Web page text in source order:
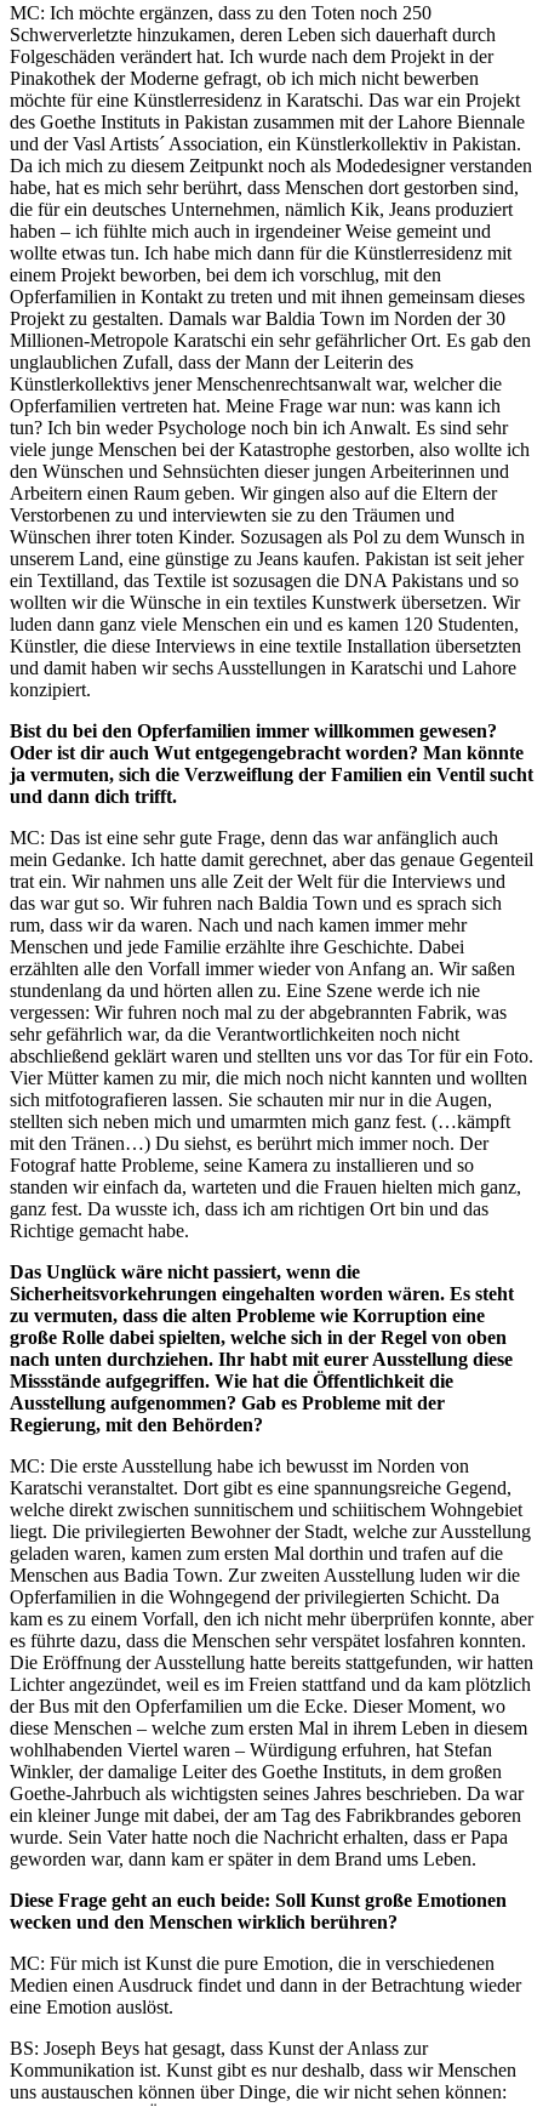
MC: Ich möchte ergänzen, dass zu den Toten noch 250
Schwerverletzte hinzukamen, deren Leben sich dauerhaft durch
Folgeschäden verändert hat. Ich wurde nach dem Projekt in der
Pinakothek der Moderne gefragt, ob ich mich nicht bewerben
möchte für eine Künstlerresidenz in Karatschi. Das war ein Projekt
des Goethe Instituts in Pakistan zusammen mit der Lahore Biennale
und der Vasl Artists´ Association, ein Künstlerkollektiv in Pakistan.
Da ich mich zu diesem Zeitpunkt noch als Modedesigner verstanden
habe, hat es mich sehr berührt, dass Menschen dort gestorben sind,
die für ein deutsches Unternehmen, nämlich Kik, Jeans produziert
haben – ich fühlte mich auch in irgendeiner Weise gemeint und
wollte etwas tun. Ich habe mich dann für die Künstlerresidenz mit
einem Projekt beworben, bei dem ich vorschlug, mit den
Opferfamilien in Kontakt zu treten und mit ihnen gemeinsam dieses
Projekt zu gestalten. Damals war Baldia Town im Norden der 30
Millionen-Metropole Karatschi ein sehr gefährlicher Ort. Es gab den
unglaublichen Zufall, dass der Mann der Leiterin des
Künstlerkollektivs jener Menschenrechtsanwalt war, welcher die
Opferfamilien vertreten hat. Meine Frage war nun: was kann ich
tun? Ich bin weder Psychologe noch bin ich Anwalt. Es sind sehr
viele junge Menschen bei der Katastrophe gestorben, also wollte ich
den Wünschen und Sehnsüchten dieser jungen Arbeiterinnen und
Arbeitern einen Raum geben. Wir gingen also auf die Eltern der
Verstorbenen zu und interviewten sie zu den Träumen und
Wünschen ihrer toten Kinder. Sozusagen als Pol zu dem Wunsch in
unserem Land, eine günstige zu Jeans kaufen. Pakistan ist seit jeher
ein Textilland, das Textile ist sozusagen die DNA Pakistans und so
wollten wir die Wünsche in ein textiles Kunstwerk übersetzen. Wir
luden dann ganz viele Menschen ein und es kamen 120 Studenten,
Künstler, die diese Interviews in eine textile Installation übersetzten
und damit haben wir sechs Ausstellungen in Karatschi und Lahore
konzipiert.
Bist du bei den Opferfamilien immer willkommen gewesen?
Oder ist dir auch Wut entgegengebracht worden? Man könnte
ja vermuten, sich die Verzweiflung der Familien ein Ventil sucht
und dann dich trifft.
MC: Das ist eine sehr gute Frage, denn das war anfänglich auch
mein Gedanke. Ich hatte damit gerechnet, aber das genaue Gegenteil
trat ein. Wir nahmen uns alle Zeit der Welt für die Interviews und
das war gut so. Wir fuhren nach Baldia Town und es sprach sich
rum, dass wir da waren. Nach und nach kamen immer mehr
Menschen und jede Familie erzählte ihre Geschichte. Dabei
erzählten alle den Vorfall immer wieder von Anfang an. Wir saßen
stundenlang da und hörten allen zu. Eine Szene werde ich nie
vergessen: Wir fuhren noch mal zu der abgebrannten Fabrik, was
sehr gefährlich war, da die Verantwortlichkeiten noch nicht
abschließend geklärt waren und stellten uns vor das Tor für ein Foto.
Vier Mütter kamen zu mir, die mich noch nicht kannten und wollten
sich mitfotografieren lassen. Sie schauten mir nur in die Augen,
stellten sich neben mich und umarmten mich ganz fest. (…kämpft
mit den Tränen…) Du siehst, es berührt mich immer noch. Der
Fotograf hatte Probleme, seine Kamera zu installieren und so
standen wir einfach da, warteten und die Frauen hielten mich ganz,
ganz fest. Da wusste ich, dass ich am richtigen Ort bin und das
Richtige gemacht habe.
Das Unglück wäre nicht passiert, wenn die
Sicherheitsvorkehrungen eingehalten worden wären. Es steht
zu vermuten, dass die alten Probleme wie Korruption eine
große Rolle dabei spielten, welche sich in der Regel von oben
nach unten durchziehen. Ihr habt mit eurer Ausstellung diese
Missstände aufgegriffen. Wie hat die Öffentlichkeit die
Ausstellung aufgenommen? Gab es Probleme mit der
Regierung, mit den Behörden?
MC: Die erste Ausstellung habe ich bewusst im Norden von
Karatschi veranstaltet. Dort gibt es eine spannungsreiche Gegend,
welche direkt zwischen sunnitischem und schiitischem Wohngebiet
liegt. Die privilegierten Bewohner der Stadt, welche zur Ausstellung
geladen waren, kamen zum ersten Mal dorthin und trafen auf die
Menschen aus Badia Town. Zur zweiten Ausstellung luden wir die
Opferfamilien in die Wohngegend der privilegierten Schicht. Da
kam es zu einem Vorfall, den ich nicht mehr überprüfen konnte, aber
es führte dazu, dass die Menschen sehr verspätet losfahren konnten.
Die Eröffnung der Ausstellung hatte bereits stattgefunden, wir hatten
Lichter angezündet, weil es im Freien stattfand und da kam plötzlich
der Bus mit den Opferfamilien um die Ecke. Dieser Moment, wo
diese Menschen – welche zum ersten Mal in ihrem Leben in diesem
wohlhabenden Viertel waren – Würdigung erfuhren, hat Stefan
Winkler, der damalige Leiter des Goethe Instituts, in dem großen
Goethe-Jahrbuch als wichtigsten seines Jahres beschrieben. Da war
ein kleiner Junge mit dabei, der am Tag des Fabrikbrandes geboren
wurde. Sein Vater hatte noch die Nachricht erhalten, dass er Papa
geworden war, dann kam er später in dem Brand ums Leben.
Diese Frage geht an euch beide: Soll Kunst große Emotionen
wecken und den Menschen wirklich berühren?
MC: Für mich ist Kunst die pure Emotion, die in verschiedenen
Medien einen Ausdruck findet und dann in der Betrachtung wieder
eine Emotion auslöst.
BS: Joseph Beys hat gesagt, dass Kunst der Anlass zur
Kommunikation ist. Kunst gibt es nur deshalb, dass wir Menschen
uns austauschen können über Dinge, die wir nicht sehen können: